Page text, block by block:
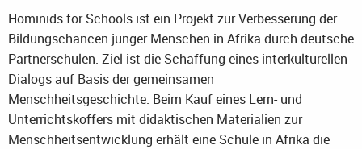
Hominids for Schools ist ein Projekt zur Verbesserung der
Bildungschancen junger Menschen in Afrika durch deutsche
Partnerschulen. Ziel ist die Schaffung eines interkulturellen
Dialogs auf Basis der gemeinsamen
Menschheitsgeschichte. Beim Kauf eines Lern- und
Unterrichtskoffers mit didaktischen Materialien zur
Menschheitsentwicklung erhält eine Schule in Afrika die